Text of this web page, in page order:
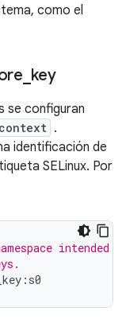
como el
key
se configuran
.
identificación de
SELinux. Por
intended
: s0